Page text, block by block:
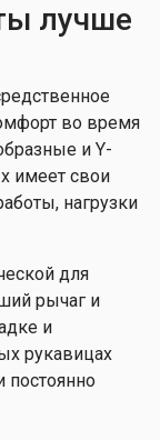
лучше
во время
и Y-
имеет свои
нагрузки
для
рычаг и
и
рукавицах
постоянно